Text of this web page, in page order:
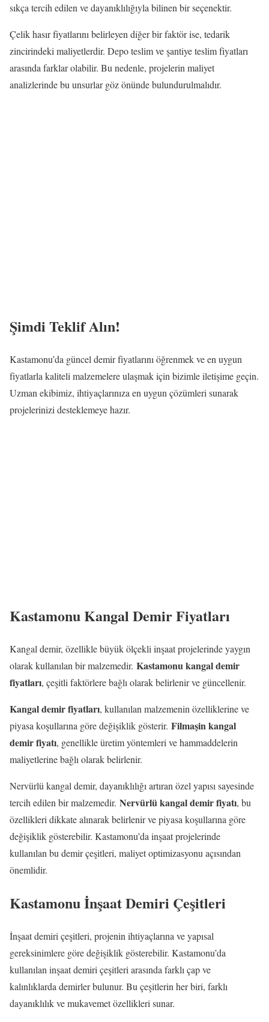
sıkça tercih edilen ve dayanıklılığıyla bilinen bir seçenektir.
Çelik hasır fiyatlarını belirleyen diğer bir faktör ise, tedarik
zincirindeki maliyetlerdir. Depo teslim ve şantiye teslim fiyatları
arasında farklar olabilir. Bu nedenle, projelerin maliyet
analizlerinde bu unsurlar göz önünde bulundurulmalıdır.
Şimdi Teklif Alın!
Kastamonu’da güncel demir fiyatlarını öğrenmek ve en uygun
fiyatlarla kaliteli malzemelere ulaşmak için bizimle iletişime geçin.
Uzman ekibimiz, ihtiyaçlarınıza en uygun çözümleri sunarak
projelerinizi desteklemeye hazır.
Kastamonu Kangal Demir Fiyatları
Kangal demir, özellikle büyük ölçekli inşaat projelerinde yaygın
olarak kullanılan bir malzemedir. Kastamonu kangal demir
fiyatları, çeşitli faktörlere bağlı olarak belirlenir ve güncellenir.
Kangal demir fiyatları, kullanılan malzemenin özelliklerine ve
piyasa koşullarına göre değişiklik gösterir. Filmaşin kangal
demir fiyatı, genellikle üretim yöntemleri ve hammaddelerin
maliyetlerine bağlı olarak belirlenir.
Nervürlü kangal demir, dayanıklılığı artıran özel yapısı sayesinde
tercih edilen bir malzemedir. Nervürlü kangal demir fiyatı, bu
özellikleri dikkate alınarak belirlenir ve piyasa koşullarına göre
değişiklik gösterebilir. Kastamonu’da inşaat projelerinde
kullanılan bu demir çeşitleri, maliyet optimizasyonu açısından
önemlidir.
Kastamonu İnşaat Demiri Çeşitleri
İnşaat demiri çeşitleri, projenin ihtiyaçlarına ve yapısal
gereksinimlere göre değişiklik gösterebilir. Kastamonu’da
kullanılan inşaat demiri çeşitleri arasında farklı çap ve
kalınlıklarda demirler bulunur. Bu çeşitlerin her biri, farklı
dayanıklılık ve mukavemet özellikleri sunar.